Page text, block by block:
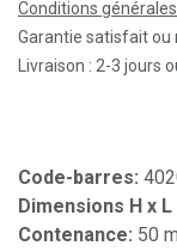
Conditions générales
Garantie satisfait ou
Livraison : 2-3 jours
Code-barres:
Dimensions H x L
Contenance: 50